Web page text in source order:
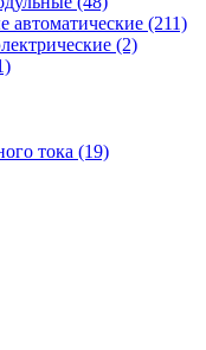
(211)
(2)
тока (19)